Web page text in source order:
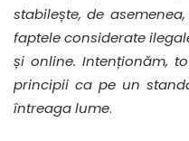
stabilește, de
faptele considerate
și online. Intenționăm,
principii ca pe un
întreaga lume.